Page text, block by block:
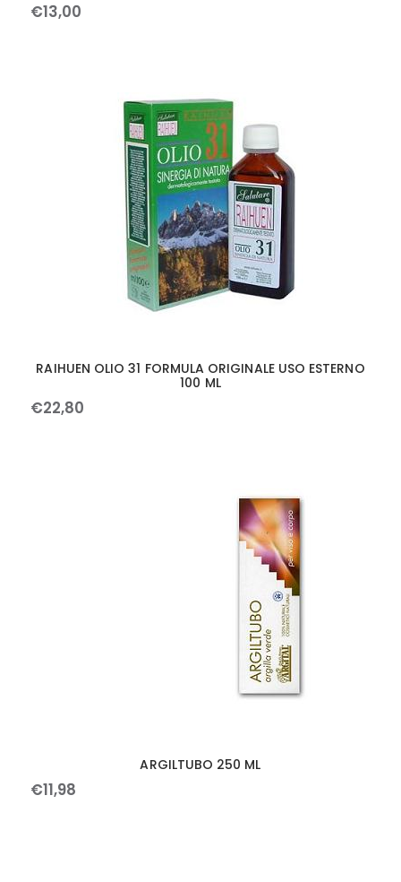
€13,00
RAIHUEN OLIO 31 FORMULA ORIGINALE USO ESTERNO
100 ML
€22,80
ARGILTUBO 250 ML
€11,98